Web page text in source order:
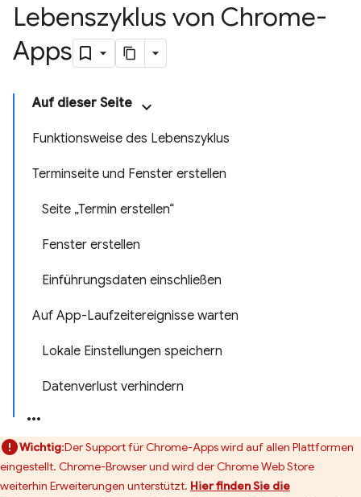
Lebenszyklus von Chrome-
Apps
Auf dieser Seite
Funktionsweise des Lebenszyklus
Terminseite und Fenster erstellen
Seite „Termin erstellen“
Fenster erstellen
Einführungsdaten einschließen
Auf App-Laufzeitereignisse warten
Lokale Einstellungen speichern
Datenverlust verhindern
Wichtig:Der Support für Chrome-Apps wird auf allen Plattformen
eingestellt. Chrome-Browser und wird der Chrome Web Store
weiterhin Erweiterungen unterstützt. Hier finden Sie die